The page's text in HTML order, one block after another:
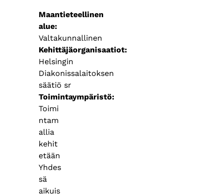
Maantieteellinen
alue
Valtakunnallinen
Kehittäjäorganisaatiot
Helsingin
Diakonissalaitoksen
säätiö sr
Toimintaympäristö
Toimi
ntam
allia
kehit
etään
Yhdes
sä
aikuis